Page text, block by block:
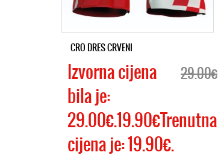
CRO DRES CRVENI
29.00€
Izvorna cijena
bila je:
29.00€.19.90€Trenutna
cijena je: 19.90€.